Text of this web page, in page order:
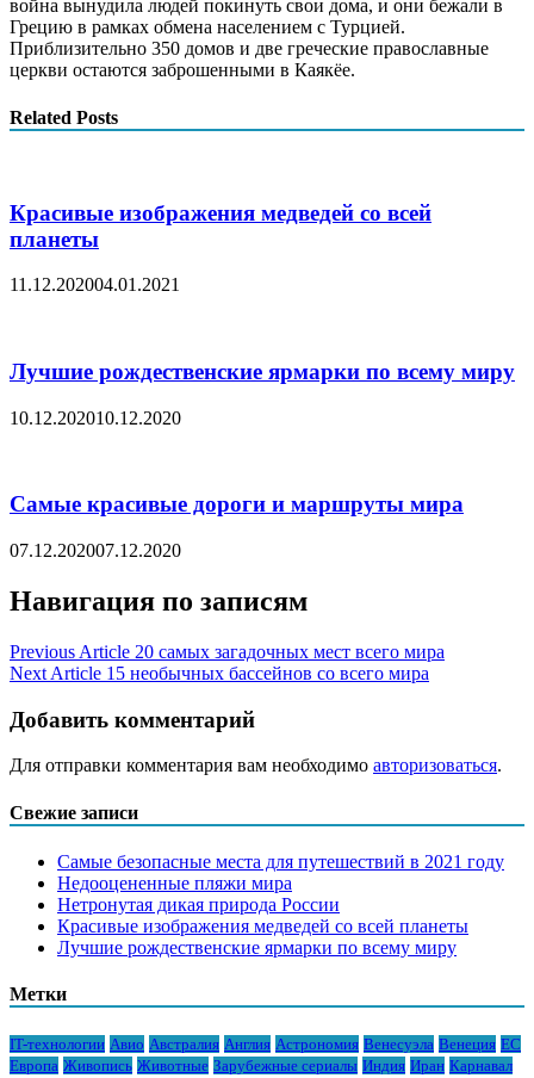
война вынудила людей покинуть свои дома, и они бежали в
Грецию в рамках обмена населением с Турцией.
Приблизительно 350 домов и две греческие православные
церкви остаются заброшенными в Каякёе.
Related Posts
Красивые изображения медведей со всей
планеты
11.12.202004.01.2021
Лучшие рождественские ярмарки по всему миру
10.12.202010.12.2020
Самые красивые дороги и маршруты мира
07.12.202007.12.2020
Навигация по записям
Previous Article 20 самых загадочных мест всего мира
Next Article 15 необычных бассейнов со всего мира
Добавить комментарий
Для отправки комментария вам необходимо авторизоваться.
Свежие записи
Самые безопасные места для путешествий в 2021 году
Недооцененные пляжи мира
Нетронутая дикая природа России
Красивые изображения медведей со всей планеты
Лучшие рождественские ярмарки по всему миру
Метки
IT-технологии Авио Австралия Англия Астрономия Венесуэла Венеция ЕС
Европа Живопись Животные Зарубежные сериалы Индия Иран Карнавал